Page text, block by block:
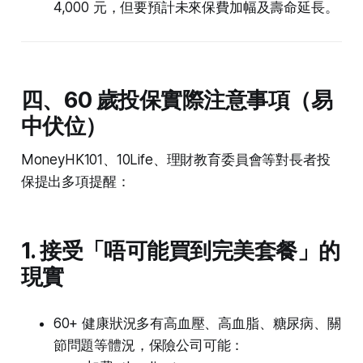
4,000 元，但要預計未來保費加幅及壽命延長。
四、60 歲投保實際注意事項（易
中伏位）
MoneyHK101、10Life、理財教育委員會等對長者投
保提出多項提醒：
1. 接受「唔可能買到完美套餐」的
現實
60+ 健康狀況多有高血壓、高血脂、糖尿病、關
節問題等體況，保險公司可能：